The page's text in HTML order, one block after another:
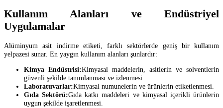
Kullanım Alanları ve Endüstriyel
Uygulamalar
Alüminyum asit indirme etiketi, farklı sektörlerde geniş bir kullanım
yelpazesi sunar. En yaygın kullanım alanları şunlardır:
Kimya Endüstrisi:Kimyasal maddelerin, asitlerin ve solventlerin
güvenli şekilde tanımlanması ve izlenmesi.
Laboratuvarlar:Kimyasal numunelerin ve ürünlerin etiketlenmesi.
Gıda Sektörü:Gıda katkı maddeleri ve kimyasal içerikli ürünlerin
uygun şekilde işaretlenmesi.